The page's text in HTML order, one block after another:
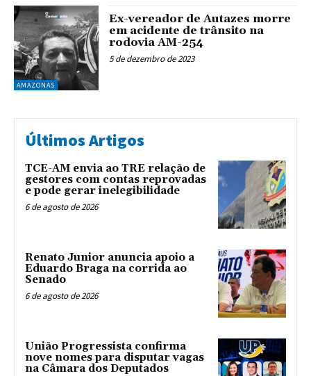
AMAZONAS
Ex-vereador de Autazes morre
em acidente de trânsito na
rodovia AM-254
5 de dezembro de 2023
Últimos Artigos
TCE-AM envia ao TRE relação de
gestores com contas reprovadas
e pode gerar inelegibilidade
6 de agosto de 2026
Renato Junior anuncia apoio a
Eduardo Braga na corrida ao
Senado
6 de agosto de 2026
União Progressista confirma
nove nomes para disputar vagas
na Câmara dos Deputados